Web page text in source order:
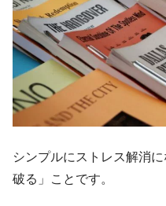
シンプルにストレス解消
破る」ことです。